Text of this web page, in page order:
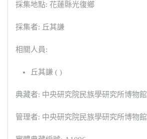
採集地點: 花蓮縣光復鄉
採集者: 丘其謙
相關人員:
丘其謙 ( )
典藏者: 中央研究院民族學研究所博物館
管理者: 中央研究院民族學研究所博物館